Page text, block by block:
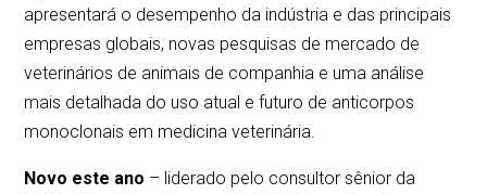
apresentará o desempenho da indústria e das principais
empresas globais, novas pesquisas de mercado de
veterinários de animais de companhia e uma análise
mais detalhada do uso atual e futuro de anticorpos
monoclonais em medicina veterinária.
Novo este ano – liderado pelo consultor sênior da